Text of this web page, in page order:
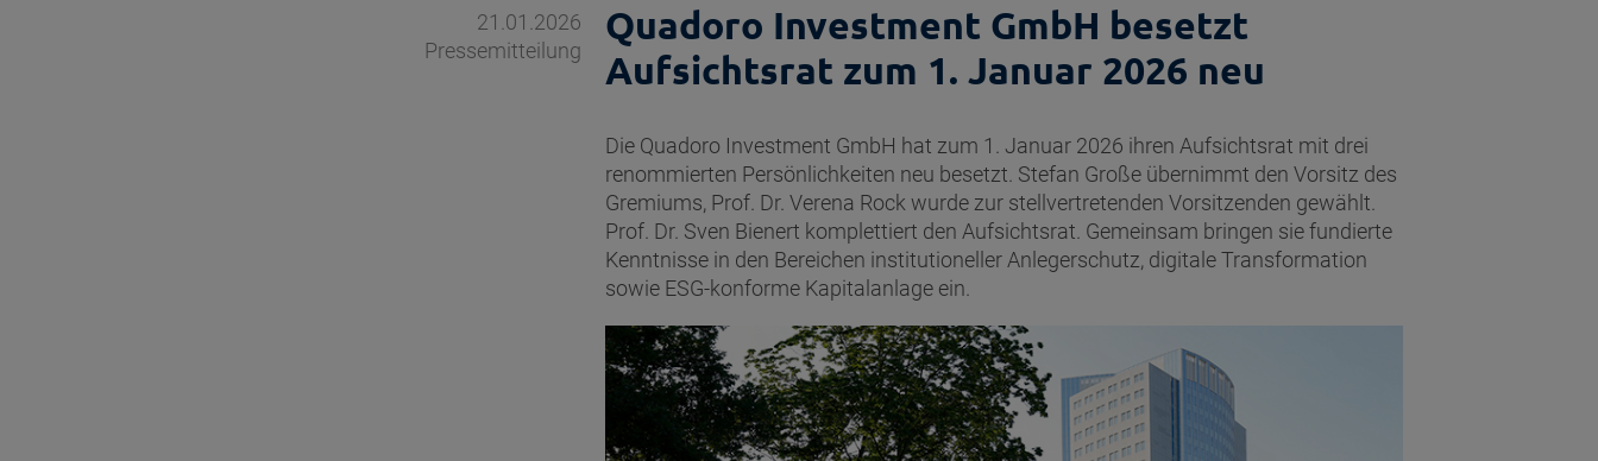
21.01.2026
Pressemitteilung
Quadoro Investment GmbH besetzt
Aufsichtsrat zum 1. Januar 2026 neu
Die Quadoro Investment GmbH hat zum 1. Januar 2026 ihren Aufsichtsrat mit drei
renommierten Persönlichkeiten neu besetzt. Stefan Große übernimmt den Vorsitz des
Gremiums, Prof. Dr. Verena Rock wurde zur stellvertretenden Vorsitzenden gewählt.
Prof. Dr. Sven Bienert komplettiert den Aufsichtsrat. Gemeinsam bringen sie fundierte
Kenntnisse in den Bereichen institutioneller Anlegerschutz, digitale Transformation
sowie ESG-konforme Kapitalanlage ein.